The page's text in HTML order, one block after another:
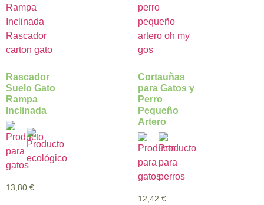
Rascador
Suelo Gato
Rampa
Inclinada
13,80 €
Cortauñas
para Gatos y
Perro
Pequeño
Artero
12,42 €